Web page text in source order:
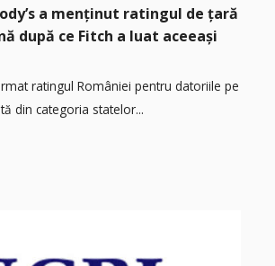
a menținut ratingul de țară
după ce Fitch a luat aceeași
ratingul României pentru datoriile pe
din categoria statelor...